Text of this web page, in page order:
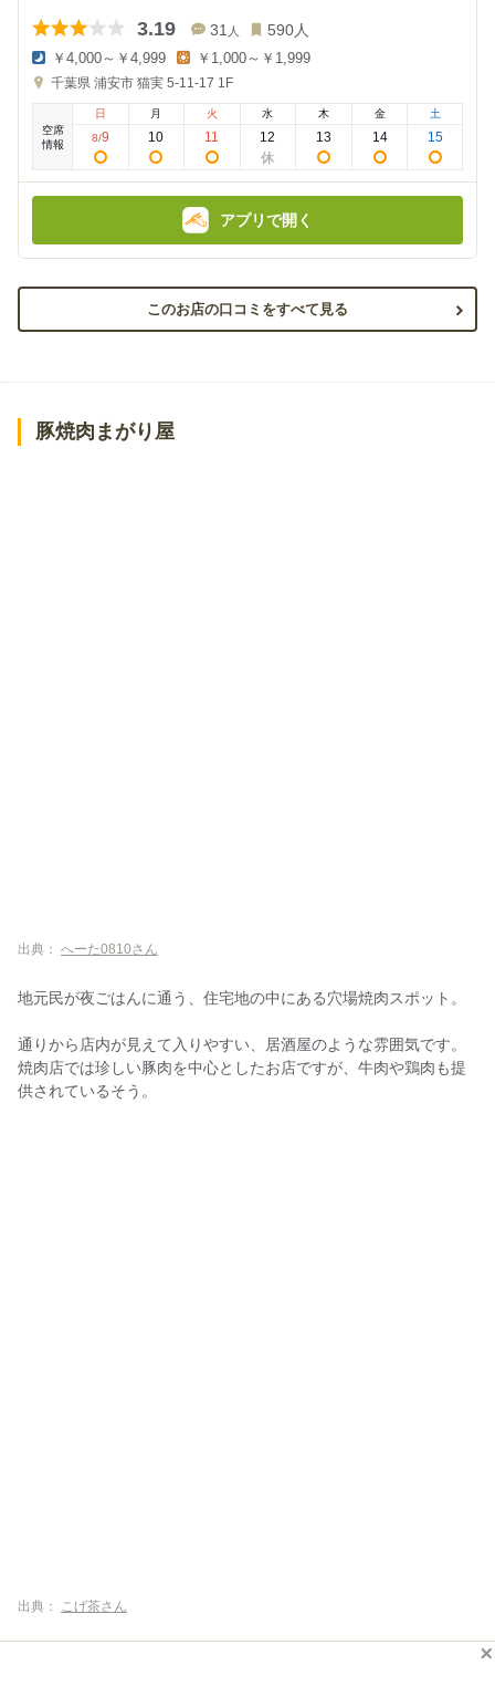
3.19 31 人 590人
夜
の
額
￥4,000～￥4,999
昼
の
￥1,000～￥1,999
千葉県 浦安市 猫実 5-11-17 1F
空席
情報
日
8/9
月
10
火
11
水
12
木
13
金
14
土
15
アプリで開く
このお店の口コミをすべて見る
豚焼肉まがり屋
出典： へーた0810さん
地元民が夜ごはんに通う、住宅地の中にある穴場焼肉スポット。
通りから店内が見えて入りやすい、居酒屋のような雰囲気です。
焼肉店では珍しい豚肉を中心としたお店ですが、牛肉や鶏肉も提
供されているそう。
出典： こげ茶さん